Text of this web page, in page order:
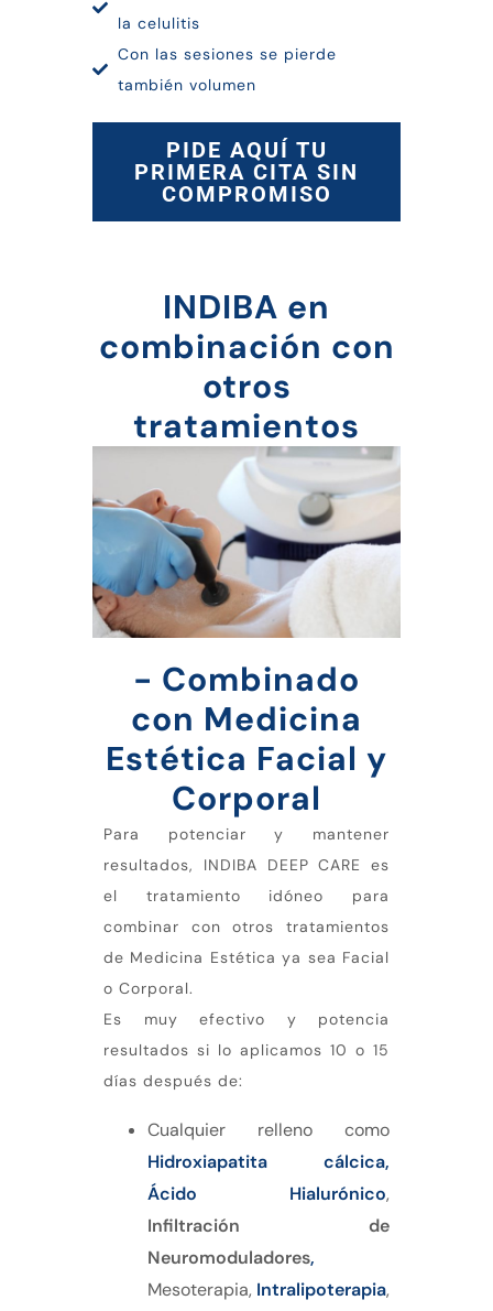
la celulitis
Con las sesiones se pierde
también volumen
PIDE AQUÍ TU
PRIMERA CITA SIN
COMPROMISO
INDIBA en
combinación con
otros
tratamientos
- Combinado
con Medicina
Estética Facial y
Corporal
Para potenciar y mantener
resultados, INDIBA DEEP CARE es
el tratamiento idóneo para
combinar con otros tratamientos
de Medicina Estética ya sea Facial
o Corporal.
Es muy efectivo y potencia
resultados si lo aplicamos 10 o 15
días después de:
Cualquier relleno como
Hidroxiapatita cálcica,
Ácido Hialurónico,
Infiltración de
Neuromoduladores,
Mesoterapia, Intralipoterapia,